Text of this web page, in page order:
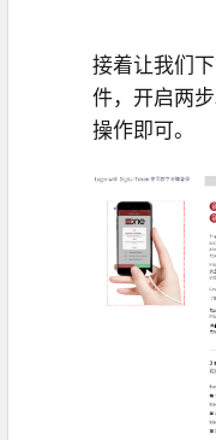
接着让我们
件，开启两
操作即可。